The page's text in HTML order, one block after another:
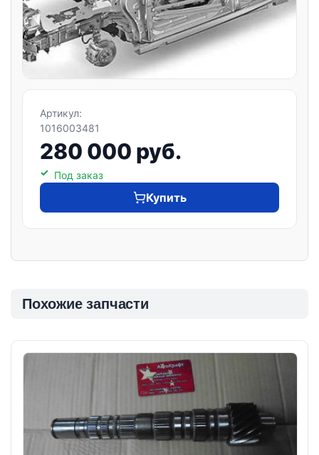
Артикул:
1016003481
280 000 руб.
Под заказ
Купить
Похожие запчасти